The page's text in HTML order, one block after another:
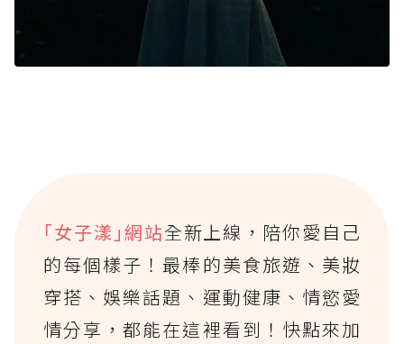
｢女子漾｣網站全新上線，陪你愛自己
的每個樣子！最棒的美食旅遊、美妝
穿搭、娛樂話題、運動健康、情慾愛
情分享，都能在這裡看到！快點來加